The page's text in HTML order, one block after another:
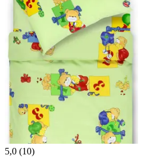
5,0 (10)